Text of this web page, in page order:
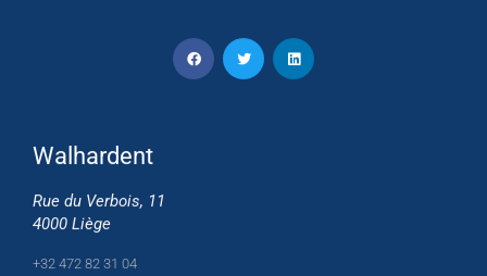
Walhardent
Rue du Verbois, 11
4000 Liège
+32 472 82 31 04